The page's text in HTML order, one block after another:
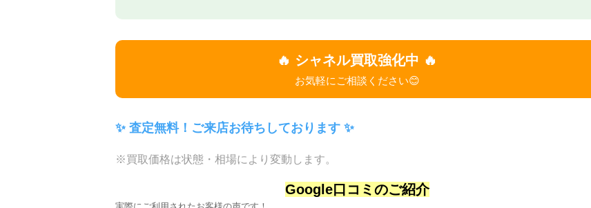
🔥 シャネル買取強化中 🔥
お気軽にご相談ください😊
✨ 査定無料！ご来店お待ちしております ✨
※買取価格は状態・相場により変動します。
Google口コミのご紹介